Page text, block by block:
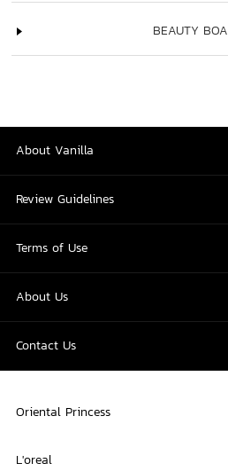
BEAUTY
About Vanilla
Review Guidelines
Terms of Use
About Us
Contact Us
Oriental Princess
L'oreal